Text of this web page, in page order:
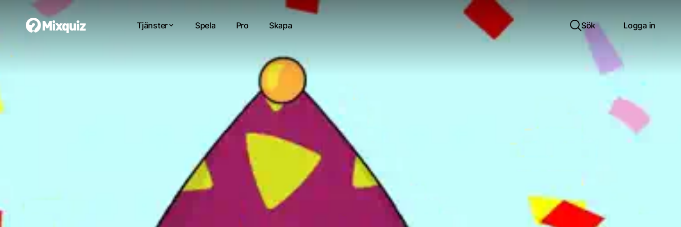
Tjänster Spela Pro Skapa Sök Logga in
0 0/7
Caspers 15ÅRs quiz
Ditt resultat